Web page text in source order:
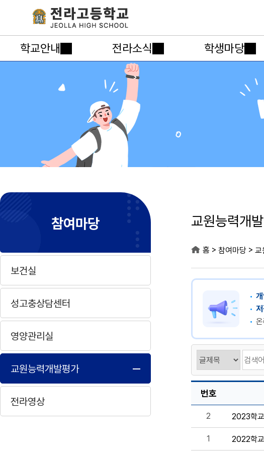
학교안내 전라소식 학생마당
참여마당
보건실
성고충상담센터
영양관리실
교원능력개발평가
전라영상
교원능력개
홈 > 참여마당 > 교
번호
2 2023학
1 2022학